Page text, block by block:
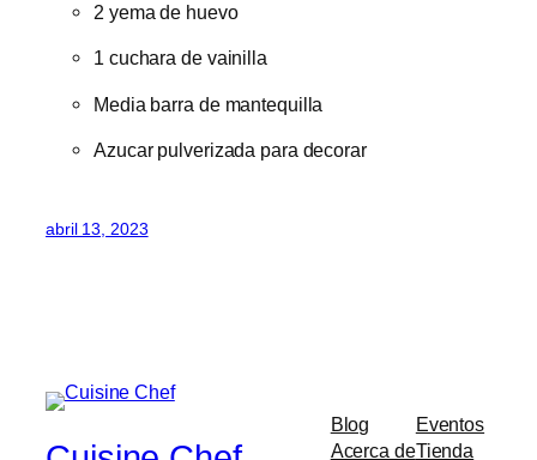
2 yema de huevo
1 cuchara de vainilla
Media barra de mantequilla
Azucar pulverizada para decorar
abril 13, 2023
Blog
Acerca de
Eventos
Tienda